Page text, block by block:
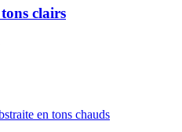
clairs